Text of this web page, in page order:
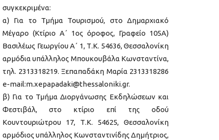
συγκεκριμένα:
α) Για το Τμήμα Τουρισμού, στο Δημαρχιακό
Μέγαρο (Κτίριο Α΄ 1ος όροφος, Γραφείο 105Α)
Βασιλέως Γεωργίου Α΄ 1, Τ.Κ. 54636, Θεσσαλονίκη
αρμόδια υπάλληλος Μπουκουβάλα Κωνσταντίνα,
τηλ. 2313318219. Ξεπαπαδάκη Μαρία 2313318286
e-mail:m.xepapadaki@thessaloniki.gr.
β) Για το Τμήμα Διοργάνωσης Εκδηλώσεων και
Φεστιβάλ, στο κτίριο επί της οδού
Κουντουριώτρου 17, Τ.Κ. 54625, Θεσσαλονίκη
αρμόδιος υπάλληλος Κωνσταντινίδης Δημήτριος,